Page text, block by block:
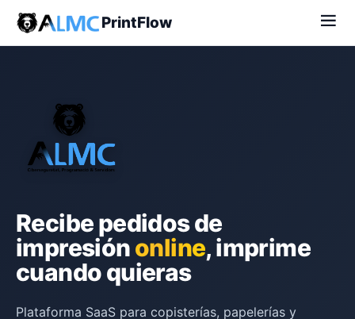
PrintFlow
Recibe pedidos de
impresiónonline, imprime
cuando quieras
Plataforma SaaS para copisterías, papelerías y